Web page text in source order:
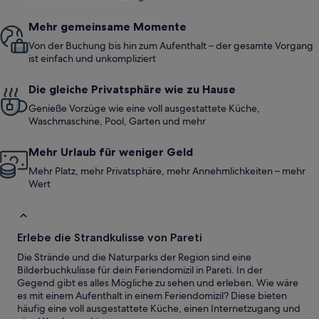
Mehr gemeinsame Momente
Von der Buchung bis hin zum Aufenthalt – der gesamte Vorgang
ist einfach und unkompliziert
Die gleiche Privatsphäre wie zu Hause
Genieße Vorzüge wie eine voll ausgestattete Küche,
Waschmaschine, Pool, Garten und mehr
Mehr Urlaub für weniger Geld
Mehr Platz, mehr Privatsphäre, mehr Annehmlichkeiten – mehr
Wert
Erlebe die Strandkulisse von Pareti
Die Strände und die Naturparks der Region sind eine
Bilderbuchkulisse für dein Feriendomizil in Pareti. In der
Gegend gibt es alles Mögliche zu sehen und erleben. Wie wäre
es mit einem Aufenthalt in einem Feriendomizil? Diese bieten
häufig eine voll ausgestattete Küche, einen Internetzugang und